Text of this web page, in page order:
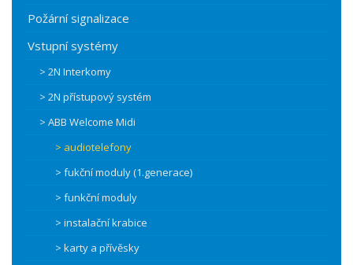
Požární signalizace
Vstupní systémy
> 2N Interkomy
> 2N přístupový systém
> ABB Welcome Midi
> audiotelefony
> fukční moduly (1.generace)
> funkční moduly
> instalační krabice
> karty a přívěsky